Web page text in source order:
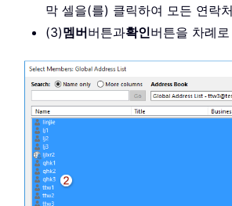
막 셀을(를) 클릭하여 모든 연락
(3)멤버버튼과확인버튼을 차례로